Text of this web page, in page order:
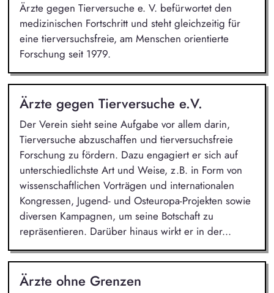
Ärzte gegen Tierversuche e. V. befürwortet den
medizinischen Fortschritt und steht gleichzeitig für
eine tierversuchsfreie, am Menschen orientierte
Forschung seit 1979.
Ärzte gegen Tierversuche e.V.
Der Verein sieht seine Aufgabe vor allem darin,
Tierversuche abzuschaffen und tierversuchsfreie
Forschung zu fördern. Dazu engagiert er sich auf
unterschiedlichste Art und Weise, z.B. in Form von
wissenschaftlichen Vorträgen und internationalen
Kongressen, Jugend- und Osteuropa-Projekten sowie
diversen Kampagnen, um seine Botschaft zu
repräsentieren. Darüber hinaus wirkt er in der...
Ärzte ohne Grenzen